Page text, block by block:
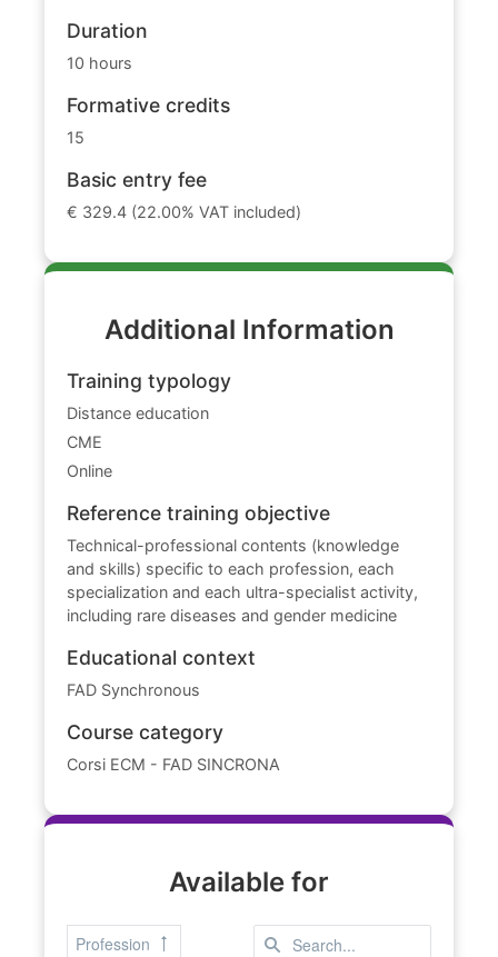
Duration
10 hours
Formative credits
15
Basic entry fee
€ 329.4 (22.00% VAT included)
Additional Information
Training typology
Distance education
CME
Online
Reference training objective
Technical-professional contents (knowledge
and skills) specific to each profession, each
specialization and each ultra-specialist activity,
including rare diseases and gender medicine
Educational context
FAD Synchronous
Course category
Corsi ECM - FAD SINCRONA
Available for
Profession